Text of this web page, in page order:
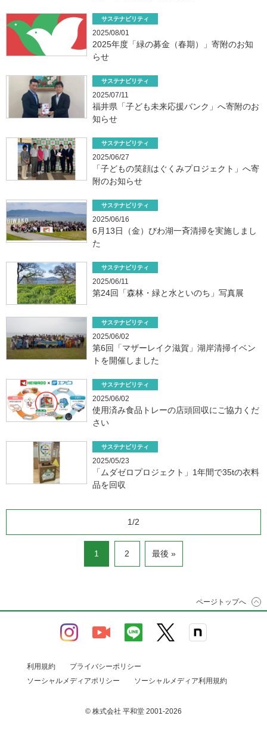
サステナビリティ
2025/08/01
2025年度「緑の募金（春期）」寄附のお知
らせ
サステナビリティ
2025/07/11
福井県「子ども未来応援バンク」へ寄附のお
知らせ
サステナビリティ
2025/06/27
「子どもの笑顔はぐくみプロジェクト」へ寄
附のお知らせ
サステナビリティ
2025/06/16
6月13日（金）びわ湖一斉清掃を実施しまし
た
サステナビリティ
2025/06/11
第24回「森林・緑と水といのち」写真展
サステナビリティ
2025/06/02
第6回「マザーレイク滋賀」湖岸清掃イベン
トを開催しました
サステナビリティ
2025/06/02
使用済み食品トレーの店頭回収にご協力くだ
さい
サステナビリティ
2025/05/23
「ムダゼロプロジェクト」1年間で35tの衣料
品を回収
1/2
1 2 最後 »
ページトップへ
利用規約
プライバシーポリシー
ソーシャルメディアポリシー
ソーシャルメディア利用規約
© 株式会社 平和堂 2001-2026